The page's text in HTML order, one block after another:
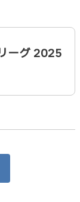
ーグ 2025